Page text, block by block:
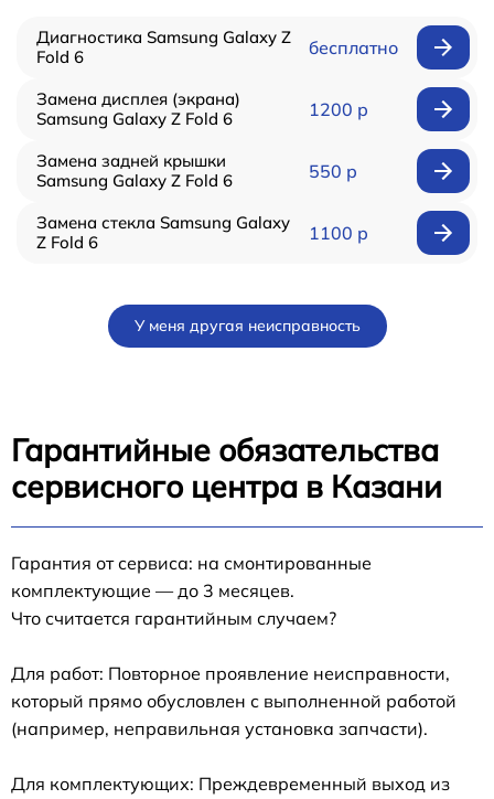
Диагностика Samsung Galaxy Z
Fold 6
бесплатно
Замена дисплея (экрана)
Samsung Galaxy Z Fold 6
1200 р
Замена задней крышки
Samsung Galaxy Z Fold 6
550 р
Замена стекла Samsung Galaxy
Z Fold 6
1100 р
У меня другая неисправность
Гарантийные обязательства
сервисного центра в Казани
Гарантия от сервиса: на смонтированные
комплектующие — до 3 месяцев.
Что считается гарантийным случаем?
Для работ: Повторное проявление неисправности,
который прямо обусловлен с выполненной работой
(например, неправильная установка запчасти).
Для комплектующих: Преждевременный выход из